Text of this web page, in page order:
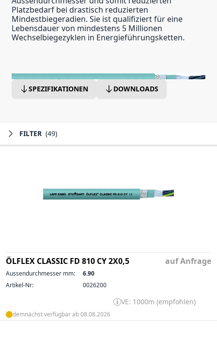
Platzbedarf bei drastisch reduzierten
Mindestbiegeradien. Sie ist qualifiziert für eine
Lebensdauer von mindestens 5 Millionen
Wechselbiegezyklen in Energieführungsketten.
SPEZIFIKATIONEN DOWNLOADS
FILTER (49)
ÖLFLEX CLASSIC FD 810 CY 2X0,5 auf Anfrage
Aussendurchmesser mm:
6.90
Artikel-Nr:
0026200
VE: 1000m (empfohlen)
demnächst verfügbar ab 08.08.2026